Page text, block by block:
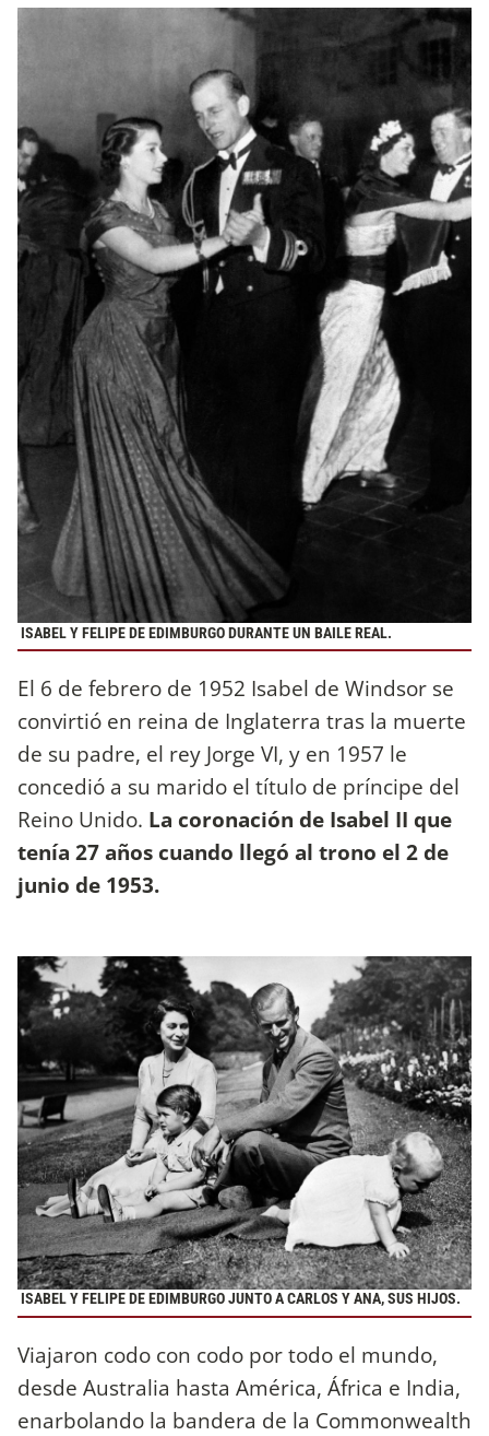
ISABEL Y FELIPE DE EDIMBURGO DURANTE UN BAILE REAL.
El 6 de febrero de 1952 Isabel de Windsor se
convirtió en reina de Inglaterra tras la muerte
de su padre, el rey Jorge VI, y en 1957 le
concedió a su marido el título de príncipe del
Reino Unido. La coronación de Isabel II que
tenía 27 años cuando llegó al trono el 2 de
junio de 1953.
ISABEL Y FELIPE DE EDIMBURGO JUNTO A CARLOS Y ANA, SUS HIJOS.
Viajaron codo con codo por todo el mundo,
desde Australia hasta América, África e India,
enarbolando la bandera de la Commonwealth